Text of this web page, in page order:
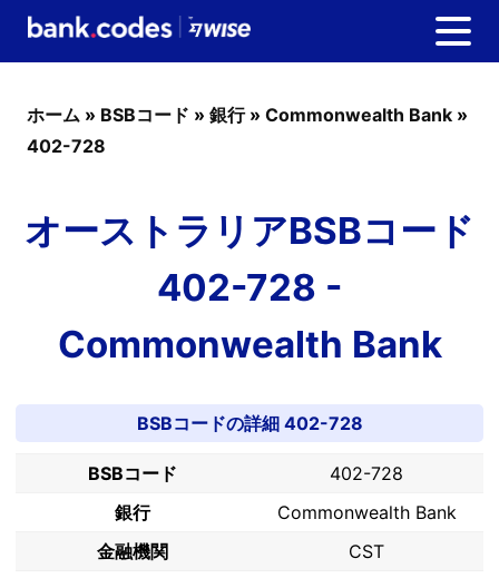
ホーム » BSBコード » 銀行» Commonwealth Bank »
402-728
オーストラリアBSBコード
402-728 -
Commonwealth Bank
BSBコードの詳細 402-728
BSBコード
402-728
銀行
Commonwealth Bank
金融機関
CST